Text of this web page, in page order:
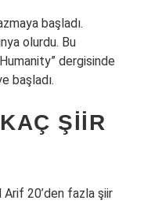
başladı.
olurdu. Bu
dergisinde
başladı.
ŞIIR
Arif 20’den fazla şiir